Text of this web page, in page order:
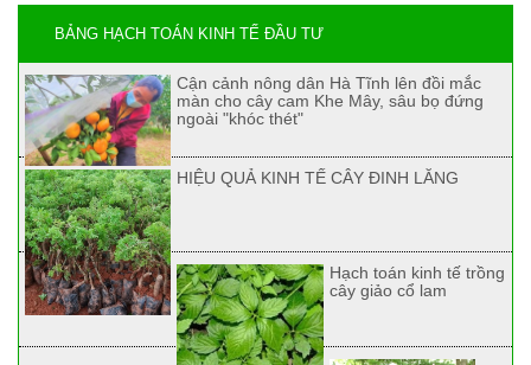
BẢNG HẠCH TOÁN KINH TẾ ĐẦU TƯ
Cận cảnh nông dân Hà Tĩnh lên đồi mắc
màn cho cây cam Khe Mây, sâu bọ đứng
ngoài "khóc thét"
HIỆU QUẢ KINH TẾ CÂY ĐINH LĂNG
Hạch toán kinh tế trồng
cây giảo cổ lam